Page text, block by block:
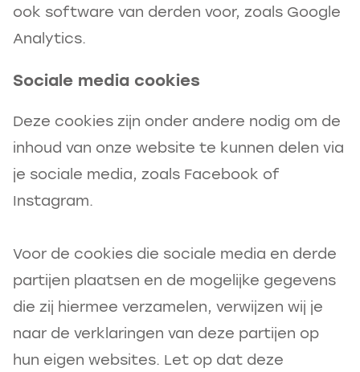
ook software van derden voor, zoals Google
Analytics.
Sociale media cookies
Deze cookies zijn onder andere nodig om de
inhoud van onze website te kunnen delen via
je sociale media, zoals Facebook of
Instagram.
Voor de cookies die sociale media en derde
partijen plaatsen en de mogelijke gegevens
die zij hiermee verzamelen, verwijzen wij je
naar de verklaringen van deze partijen op
hun eigen websites. Let op dat deze